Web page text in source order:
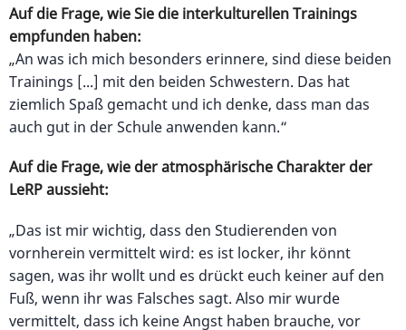
Auf die Frage, wie Sie die interkulturellen Trainings
empfunden haben:
„An was ich mich besonders erinnere, sind diese beiden
Trainings [...] mit den beiden Schwestern. Das hat
ziemlich Spaß gemacht und ich denke, dass man das
auch gut in der Schule anwenden kann.“
Auf die Frage, wie der atmosphärische Charakter der
LeRP aussieht:
„Das ist mir wichtig, dass den Studierenden von
vornherein vermittelt wird: es ist locker, ihr könnt
sagen, was ihr wollt und es drückt euch keiner auf den
Fuß, wenn ihr was Falsches sagt. Also mir wurde
vermittelt, dass ich keine Angst haben brauche, vor